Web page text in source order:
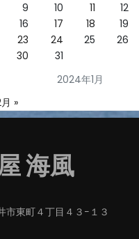
2024年1月
9 10 11 12
16 17 18 19
23 24 25 26
30 31
»
海風
市東町４丁目４３−１３